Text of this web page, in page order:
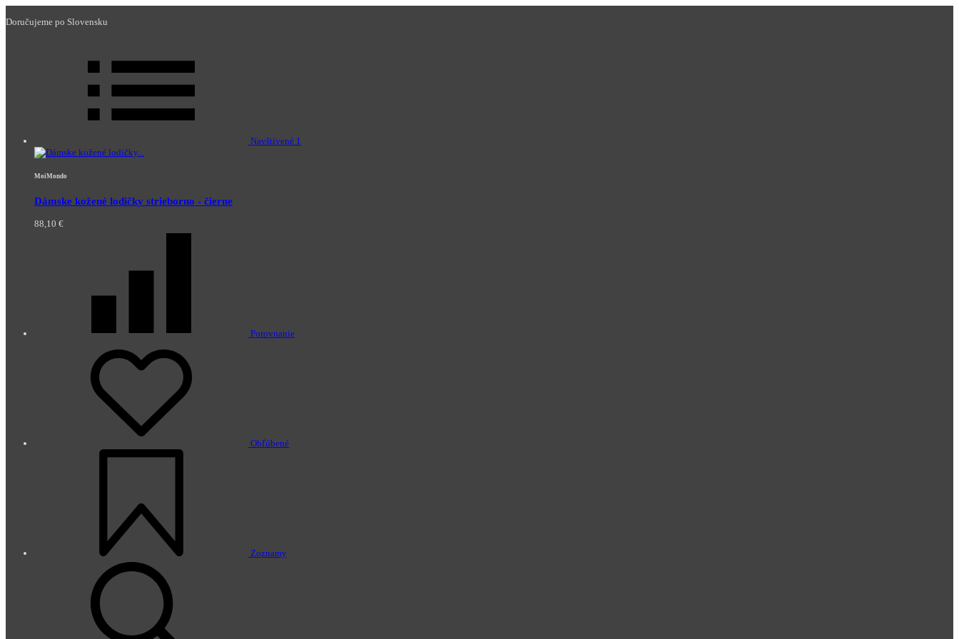
Doručujeme po Slovensku
Navštívené 1
MoiMondo
Dámske kožené lodičky strieborno - čierne
88,10 €
Porovnanie
Obľúbené
Zoznamy